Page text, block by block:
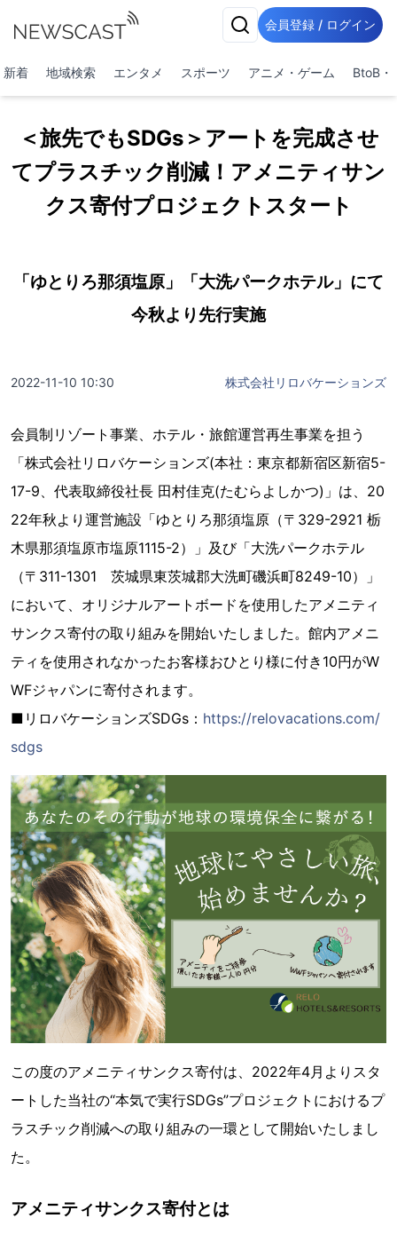
会員登録 / ログイン
新着 地域検索 エンタメ スポーツ アニメ・ゲーム BtoB・
＜旅先でもSDGs＞アートを完成させ
てプラスチック削減！アメニティサン
クス寄付プロジェクトスタート
「ゆとりろ那須塩原」「大洗パークホテル」にて
今秋より先行実施
2022-11-10 10:30 株式会社リロバケーションズ
会員制リゾート事業、ホテル・旅館運営再生事業を担う
「株式会社リロバケーションズ(本社：東京都新宿区新宿5-
17-9、代表取締役社長 田村佳克(たむらよしかつ)」は、20
22年秋より運営施設「ゆとりろ那須塩原（〒329-2921 栃
木県那須塩原市塩原1115-2）」及び「大洗パークホテル
（〒311-1301 茨城県東茨城郡大洗町磯浜町8249-10）」
において、オリジナルアートボードを使用したアメニティ
サンクス寄付の取り組みを開始いたしました。館内アメニ
ティを使用されなかったお客様おひとり様に付き10円がW
WFジャパンに寄付されます。
■リロバケーションズSDGs： https://relovacations.com/
sdgs
この度のアメニティサンクス寄付は、2022年4月よりスタ
ートした当社の“本気で実行SDGs”プロジェクトにおけるプ
ラスチック削減への取り組みの一環として開始いたしまし
た。
アメニティサンクス寄付とは